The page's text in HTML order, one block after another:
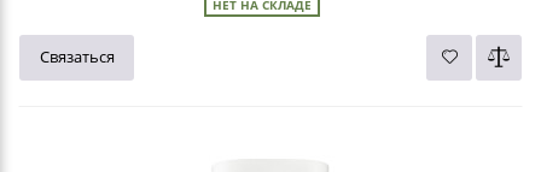
НЕТ НА СКЛАДЕ
Связаться